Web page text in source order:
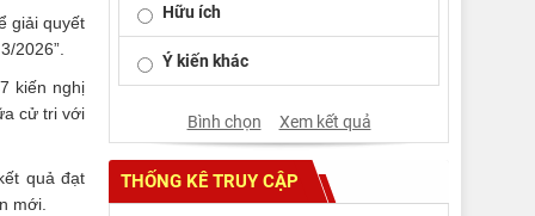
giải quyết
2026”.
kiến nghị
cử tri với
quả đạt
mới.
Hữu ích
Ý kiến khác
Bình chọn Xem kết quả
THỐNG KÊ TRUY CẬP